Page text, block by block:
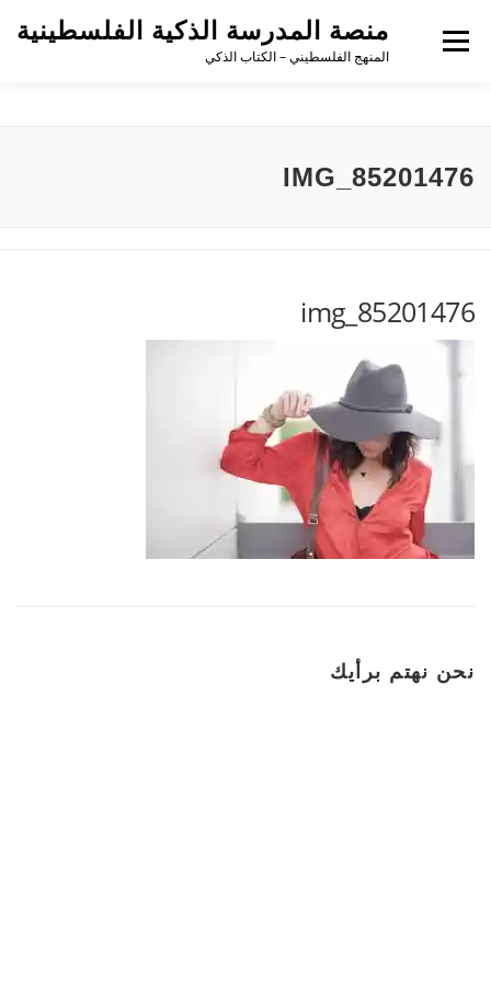
منصة المدرسة الذكية الفلسطينية
المنهج الفلسطيني – الكتاب الذكي
القائمة
IMG_85201476
img_85201476
نحن نهتم برأيك